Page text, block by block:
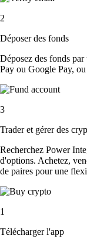
2
Déposer des fonds
Déposez des fonds
Pay ou Google Pay,
3
Trader et gérer des
Recherchez Power
d'options. Achetez,
de paires pour une
1
Télécharger l'app